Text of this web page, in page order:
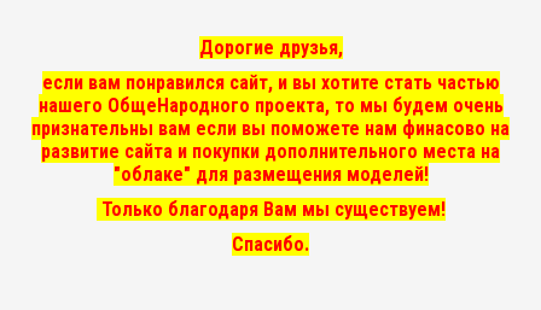
Дорогие друзья,
если вам понравился сайт, и вы хотите стать частью
нашего ОбщеНародного проекта, то мы будем очень
признательны вам если вы поможете нам финасово на
развитие сайта и покупки дополнительного места на
"облаке" для размещения моделей!
Только благодаря Вам мы существуем!
Спасибо.